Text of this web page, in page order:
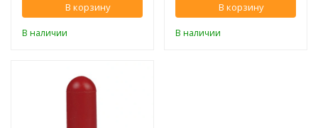
В корзину
В наличии
В корзину
В наличии